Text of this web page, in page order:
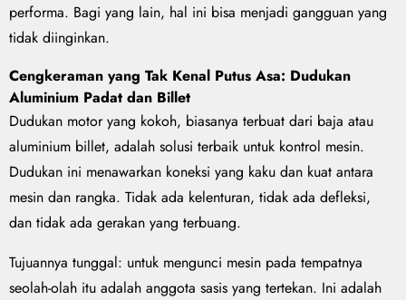
performa. Bagi yang lain, hal ini bisa menjadi gangguan yang
tidak diinginkan.
Cengkeraman yang Tak Kenal Putus Asa: Dudukan
Aluminium Padat dan Billet
Dudukan motor yang kokoh, biasanya terbuat dari baja atau
aluminium billet, adalah solusi terbaik untuk kontrol mesin.
Dudukan ini menawarkan koneksi yang kaku dan kuat antara
mesin dan rangka. Tidak ada kelenturan, tidak ada defleksi,
dan tidak ada gerakan yang terbuang.
Tujuannya tunggal: untuk mengunci mesin pada tempatnya
seolah-olah itu adalah anggota sasis yang tertekan. Ini adalah